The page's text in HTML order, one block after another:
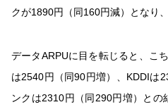
クが1890円（同160円減）となり
データARPUに目を転じると、こ
は2540円（同90円増）、KDDIは
ンクは2310円（同290円増）と